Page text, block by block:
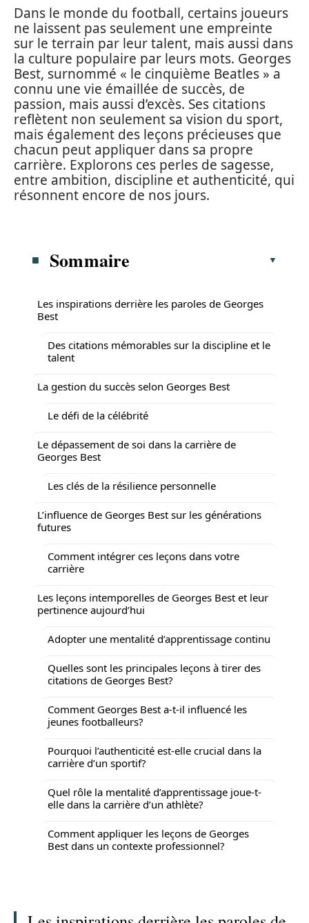
Dans le monde du football, certains joueurs
ne laissent pas seulement une empreinte
sur le terrain par leur talent, mais aussi dans
la culture populaire par leurs mots. Georges
Best, surnommé « le cinquième Beatles » a
connu une vie émaillée de succès, de
passion, mais aussi d’excès. Ses citations
reflètent non seulement sa vision du sport,
mais également des leçons précieuses que
chacun peut appliquer dans sa propre
carrière. Explorons ces perles de sagesse,
entre ambition, discipline et authenticité, qui
résonnent encore de nos jours.
Sommaire
Les inspirations derrière les paroles de Georges
Best
Des citations mémorables sur la discipline et le
talent
La gestion du succès selon Georges Best
Le défi de la célébrité
Le dépassement de soi dans la carrière de
Georges Best
Les clés de la résilience personnelle
L’influence de Georges Best sur les générations
futures
Comment intégrer ces leçons dans votre
carrière
Les leçons intemporelles de Georges Best et leur
pertinence aujourd’hui
Adopter une mentalité d’apprentissage continu
Quelles sont les principales leçons à tirer des
citations de Georges Best?
Comment Georges Best a-t-il influencé les
jeunes footballeurs?
Pourquoi l’authenticité est-elle crucial dans la
carrière d’un sportif?
Quel rôle la mentalité d’apprentissage joue-t-
elle dans la carrière d’un athlète?
Comment appliquer les leçons de Georges
Best dans un contexte professionnel?